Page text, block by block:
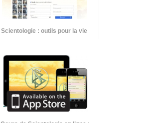
Scientologie : outils pour la vie